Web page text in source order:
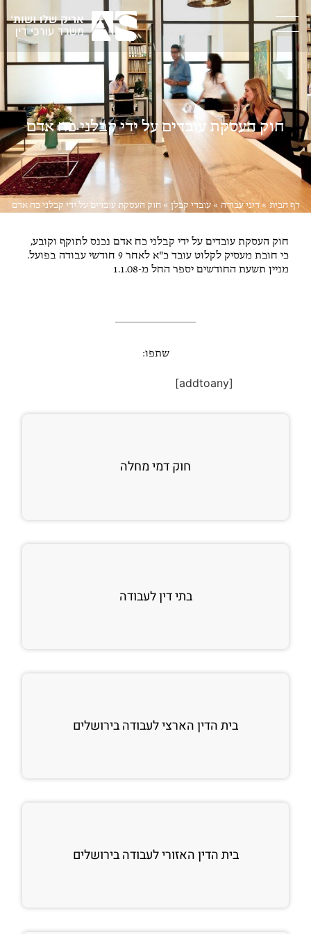
חוק העסקת עובדים על ידי קבלני כח אדם
דף הבית »דיני עבודה »עובדי קבלן »חוק העסקת עובדים על ידי קבלני כח אדם
חוק העסקת עובדים על ידי קבלני כח אדם נכנס לתוקף וקובע,
כי חובת מעסיק לקלוט עובד כ"א לאחר 9 חודשי עבודה בפועל.
מניין תשעת החודשים יספר החל מ-1.1.08
שתפו:
[addtoany]
חוק דמי מחלה
בתי דין לעבודה
בית הדין הארצי לעבודה בירושלים
בית הדין האזורי לעבודה בירושלים